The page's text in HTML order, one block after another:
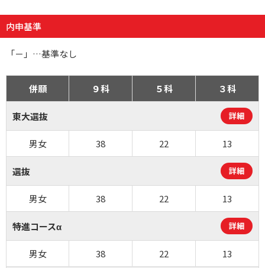
内申基準
「－」…基準なし
併願 ９科 ５科 ３科
東大選抜 詳細
男女 38 22 13
選抜 詳細
男女 38 22 13
特進コースα 詳細
男女 38 22 13